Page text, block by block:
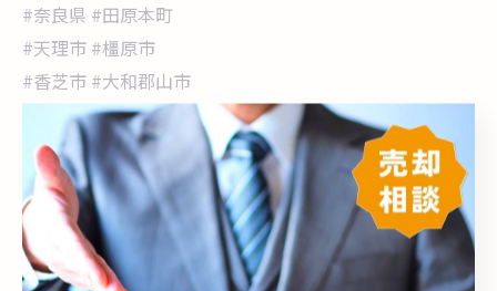
#奈良県 #田原本町
#天理市 #橿原市
#香芝市 #大和郡山市
#レンタルスペース奈良
#酸素カプセル #疲労回復
#サカタ企画印刷